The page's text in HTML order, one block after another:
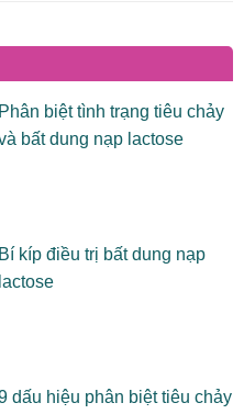
Phân biệt tình trạng tiêu chảy
bất dung nạp lactose
Bí kíp điều trị bất dung nạp
lactose
dấu hiệu phân biệt tiêu chảy